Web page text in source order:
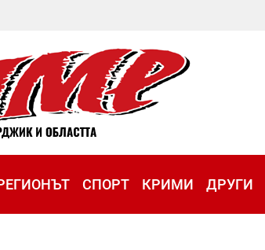
СПОРТ КРИМИ ДРУГИ